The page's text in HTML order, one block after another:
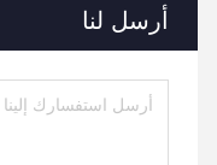
أرسل لنا